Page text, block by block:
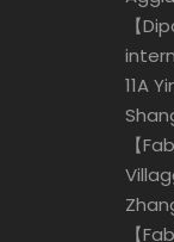
【
11A
【
【